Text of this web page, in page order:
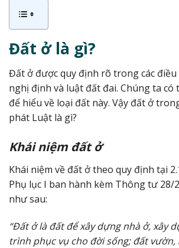
Đất ở là gì?
Đất ở được quy định rõ trong các điều
nghị định và luật đất đai. Chúng ta có
để hiểu về loại đất này. Vậy đất ở
phát Luật là gì?
Khái niệm đất ở
Khái niệm về đất ở theo quy định tại
Phụ lục I ban hành kèm Thông tư
như sau:
“Đất ở là đất để xây dựng nhà ở, xây
trình phục vụ cho đời sống; đất vườn,